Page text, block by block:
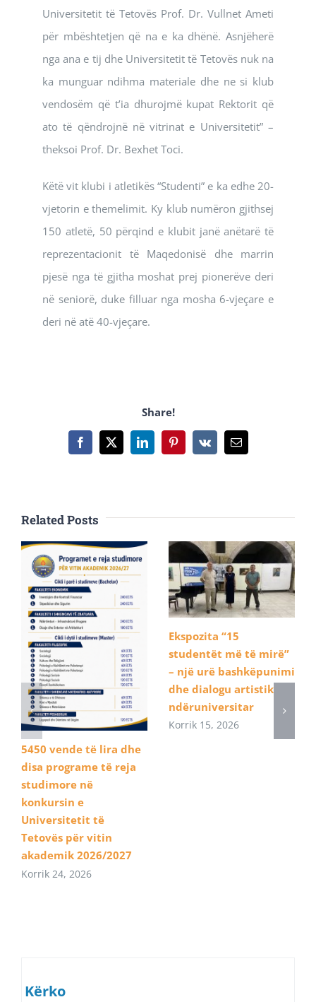
Universitetit të Tetovës Prof. Dr. Vullnet Ameti
për mbështetjen që na e ka dhënë. Asnjëherë
nga ana e tij dhe Universitetit të Tetovës nuk na
ka munguar ndihma materiale dhe ne si klub
vendosëm që t’ia dhurojmë kupat Rektorit që
ato të qëndrojnë në vitrinat e Universitetit” –
theksoi Prof. Dr. Bexhet Toci.
Këtë vit klubi i atletikës “Studenti” e ka edhe 20-
vjetorin e themelimit. Ky klub numëron gjithsej
150 atletë, 50 përqind e klubit janë anëtarë të
reprezentacionit të Maqedonisë dhe marrin
pjesë nga të gjitha moshat prej pionerëve deri
në seniorë, duke filluar nga mosha 6-vjeçare e
deri në atë 40-vjeçare.
Share!
Facebook
X LinkedInPinterest
Vk Email
Related Posts
5450 vende të lira dhe
disa programe të reja
studimore në
konkursin e
Universitetit të
Tetovës për vitin
akademik 2026/2027
Korrik 24, 2026
Ekspozita “15
studentët më të mirë”
– një urë bashkëpunimi
dhe dialogu artistik
ndëruniversitar
Korrik 15, 2026
Kërko